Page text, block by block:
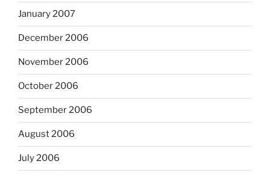
January 2007
December 2006
November 2006
October 2006
September 2006
August 2006
July 2006